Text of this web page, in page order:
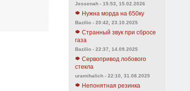
Jessenah - 15:53, 15.02.2026
Нужна морда на 650ку
Bazilio - 20:42, 23.10.2025
Странный звук при сбросе
газа
Bazilio - 22:37, 14.09.2025
Сервопривод лобового
стекла
uramihalich - 22:10, 31.08.2025
Непонятная резинка